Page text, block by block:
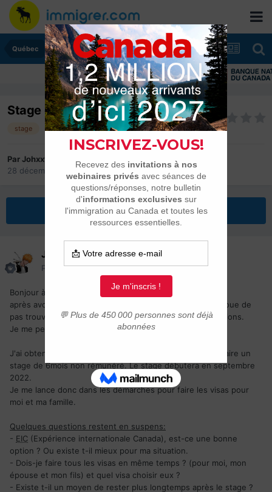
Québec
Stage et plus si infinité
stage travail à distance eic visa
ParJohxxv
28 décembre 2021dans Québec
Répondre à ce sujet
Johxxv
Posté(e)28 décembre 2021
Bonjour à tous,
après avoir parcouru pas mal de pages sur ce forum, j'avoue de
pas trouver exactement certaines réponses à mes questions.
Je me permets donc de créer un nouveau sujet.
J'ai obtenu l'accord avec un organisme québécois pour faire un
stage de 6mois non rémunéré. Le stage débutera en septembre
2022.
Je me lance donc dans les démarches pour faire les visas pour
moi et ma famille.
Quelques questions restent en suspens:
- EIC (Expérience internationale Canada), est-ce une bonne
option ? Ou existe t-il mieux pour ma situation.
- Dois-je faire tous les visas en même temps ? (pour moi, mon
épouse et mon fils) et quel visa choisir eux ?
- Existe t-il un moyen de rester plus longtemps après le stage ?